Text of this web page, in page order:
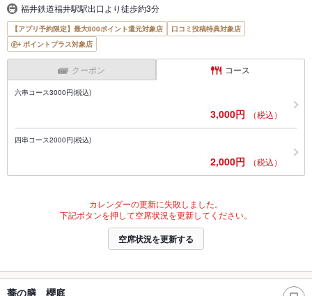
福井鉄道福井駅駅出口より徒歩約3分
【アプリ予約限定】最大800ポイント還元対象店
口コミ投稿特典対象店
ポイントプラス対象店
クーポン コース
六串コース3000円(税込)
3,000円 （税込）
四串コース2000円(税込)
2,000円 （税込）
カレンダーの更新に失敗しました。
下記ボタンを押して空席状況を更新してください。
空席状況を更新する
蕎の膳 櫻庭